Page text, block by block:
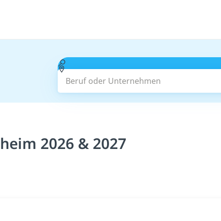
Beruf oder Unternehmen
2026 & 2027